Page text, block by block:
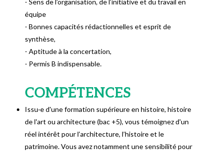
- Sens de l’organisation, de l’initiative et du travail en
équipe
- Bonnes capacités rédactionnelles et esprit de
synthèse,
- Aptitude à la concertation,
- Permis B indispensable.
COMPÉTENCES
Issu·e d'une formation supérieure en histoire, histoire
de l'art ou architecture (bac +5), vous témoignez d'un
réel intérêt pour l’architecture, l’histoire et le
patrimoine. Vous avez notamment une sensibilité pour